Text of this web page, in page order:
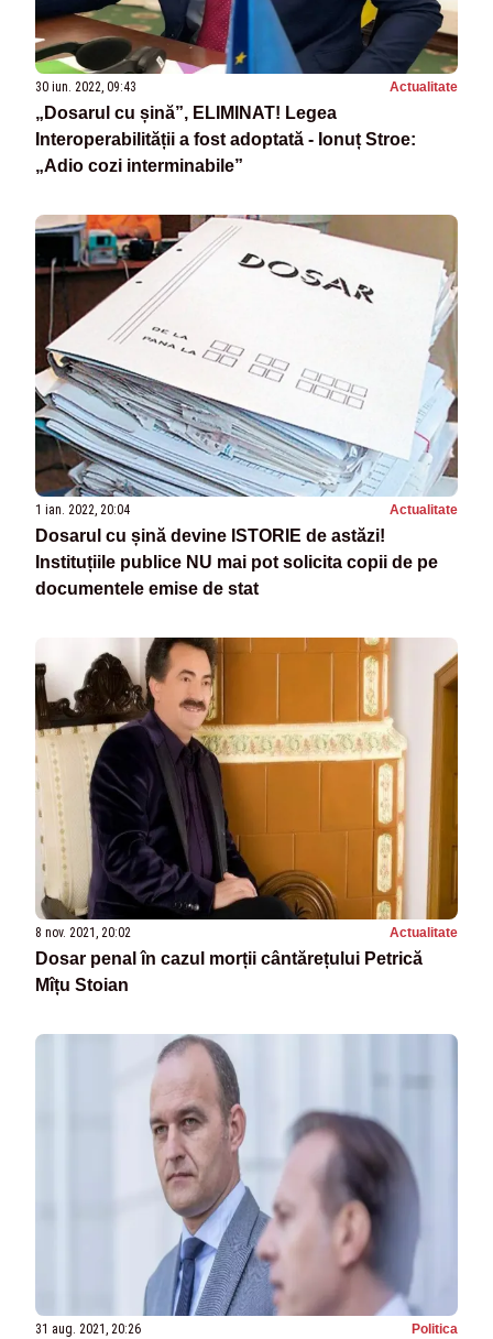
30 iun. 2022, 09:43 Actualitate
„Dosarul cu șină”, ELIMINAT! Legea
Interoperabilității a fost adoptată - Ionuț Stroe:
„Adio cozi interminabile”
1 ian. 2022, 20:04 Actualitate
Dosarul cu șină devine ISTORIE de astăzi!
Instituțiile publice NU mai pot solicita copii de pe
documentele emise de stat
8 nov. 2021, 20:02 Actualitate
Dosar penal în cazul morții cântărețului Petrică
Mîțu Stoian
31 aug. 2021, 20:26 Politica